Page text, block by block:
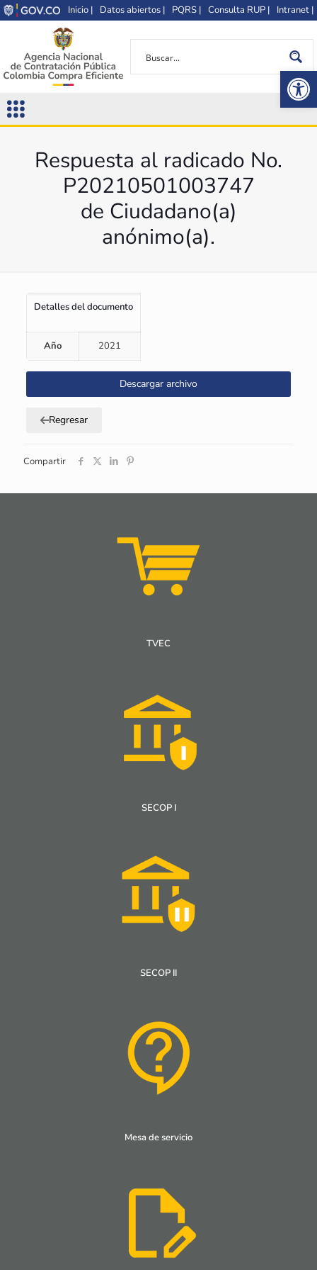
Inicio | Datos abiertos | PQRS | Consulta RUP | Intranet |
Respuesta al radicado No.
P20210501003747
de Ciudadano(a)
anónimo(a).
Detalles del documento
Año 2021
Descargar archivo
Regresar
Compartir
TVEC
SECOP I
SECOP II
Mesa de servicio